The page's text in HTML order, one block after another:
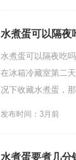
水煮蛋可以隔夜
水煮蛋可以隔夜吃
在冰箱冷藏室第二
况下收藏水煮蛋，那
发布时间：3月前
水煮蛋要煮几分